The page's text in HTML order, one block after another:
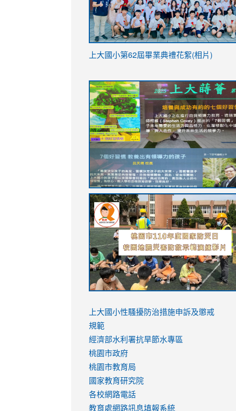
link
YfDQppRvyMk686kIw6SBbssEIZ6WnT/
usp=sharing
上大國小第62屆畢業典禮花絮(相片)
to
https://drive.google.com/file/d/1I-
YfDQppRvyMk686kIw6SBbssEIZ6WnT/
usp=sharing
to
https://sites.google.com/stes.tyc.edu.tw/
link
to
https://sites.google.com/stes.tyc.edu.tw/
link
to
https://drive.google.com/file/d/
usp=sharing
link
to
https://youtu.be/jJOMVWY3-
8M
link
to
https://drive.google.com/file/d/
usp=sharing
to
https://www.youtube.com/watch?
v=hC_gdZndU9s
to
https://www.youtube.com/watch?
v=hC_gdZndU9s
link
to
https://www.youtube.com/watch?
v=mfpNykQ0g4M
上大國小性騷擾防治措施申訴及懲戒
規範
經濟部水利署抗旱節水專區
桃園市政府
桃園市教育局
國家教育研究院
各校網路電話
教育處網路訊息填報系統